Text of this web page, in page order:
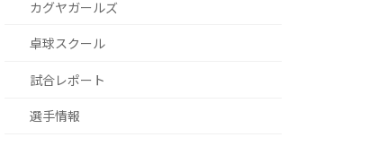
カグヤガールズ
卓球スクール
試合レポート
選手情報